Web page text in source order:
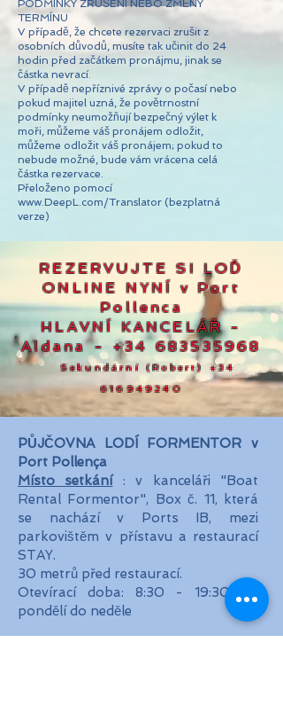
PODMÍNKY ZRUŠENÍ NEBO ZMĚNY
TERMÍNU
V případě, že chcete rezervaci zrušit z
osobních důvodů, musíte tak učinit do 24
hodin před začátkem pronájmu, jinak se
částka nevrací.
V případě nepříznivé zprávy o počasí nebo
pokud majitel uzná, že povětrnostní
podmínky neumožňují bezpečný výlet k
moři, můžeme váš pronájem odložit,
můžeme odložit váš pronájem; pokud to
nebude možné, bude vám vrácena celá
částka rezervace.
Přeloženo pomocí
www.DeepL.com/Translator (bezplatná
verze)
REZERVUJTE SI LOĎ
ONLINE NYNÍ v Port
Pollenca
HLAVNÍ KANCELÁŘ -
Aldana- +34 683535968
Sekundární (Robert) +34
616949240
PŮJČOVNA LODÍ FORMENTOR v
Port Pollença
Místo setkání: v kanceláři "Boat
Rental Formentor", Box č. 11, která
se nachází v Ports IB, mezi
parkovištěm v přístavu a restaurací
STAY.
30 metrů před restaurací.
Otevírací doba: 8:30 - 19:30 od
pondělí do neděle